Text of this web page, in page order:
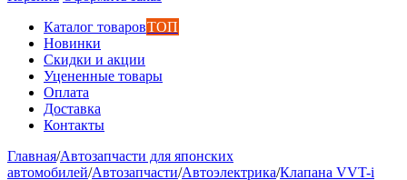
Каталог товаровТОП
Новинки
Скидки и акции
Уцененные товары
Оплата
Доставка
Контакты
Главная/Автозапчасти для японских
автомобилей/Автозапчасти/Автоэлектрика/Клапана VVT-i